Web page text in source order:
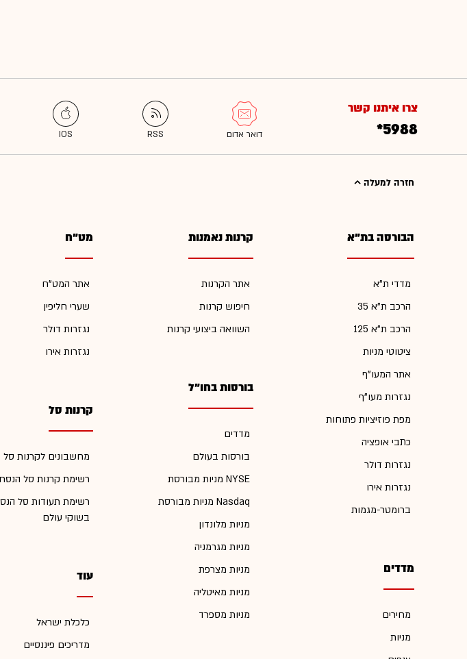
צרו איתנו קשר
*5988
חזרה למעלה
הבורסה בת"א
מדדי ת"א
הרכב ת"א 35
הרכב ת"א 125
ציטוטי מניות
אתר המעו"ף
נגזרות מעו"ף
מפת פוזיציות פתוחות
כתבי אופציה
נגזרות דולר
נגזרות אירו
ברומטר-מגמות
מדדים
מחירים
מניות
קרנות נאמנות
אתר הקרנות
חיפוש קרנות
השוואה ביצועי קרנות
בורסות בחו"ל
מדדים
בורסות בעולם
מניות מבורסת NYSE
מניות מבורסת Nasdaq
מניות מלונדון
מניות מגרמניה
מניות מצרפת
מניות מאיטליה
מניות מספרד
מט"ח
אתר המט"ח
שערי חליפין
נגזרות דולר
נגזרות אירו
קרנות סל
מחשבונים לקרנות סל
רשימת קרנות סל
רשימת תעודות סל
בשוקי עולם
עוד
כלכלת ישראל
מדריכים פיננסיים